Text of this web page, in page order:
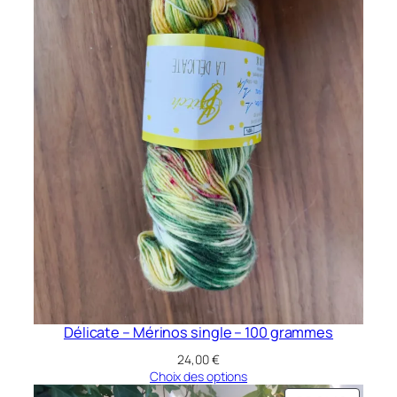
Délicate – Mérinos single – 100 grammes
24,00€
Choix des options